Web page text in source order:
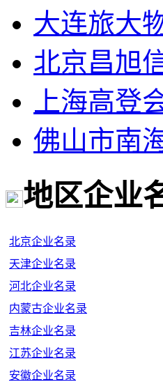
大连旅大
北京昌旭
上海高登
佛山市南
地区企业
北京企业名录
天津企业名录
河北企业名录
内蒙古企业名录
吉林企业名录
江苏企业名录
安徽企业名录